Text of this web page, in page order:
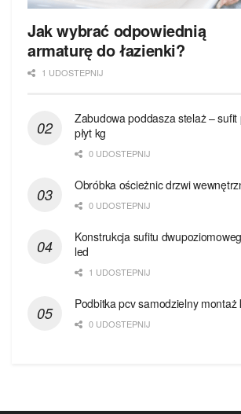
Jak wybrać odpowiednią
armaturę do łazienki?
1 UDOSTEPNIJ
Zabudowa poddasza stelaż – sufit
płyt kg
0 UDOSTEPNIJ
Obróbka ościeżnic drzwi
0 UDOSTEPNIJ
Konstrukcja sufitu
led
1 UDOSTEPNIJ
Podbitka pcv samodzielny montaż
0 UDOSTEPNIJ